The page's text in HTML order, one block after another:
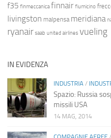
f35 finmeccanica finnair fiumicino
livingston malpensa meridiana
ryanair saab united airlines vueling
IN EVIDENZA
INDUSTRIA /
Spazio: Russia
missili USA
14 MAG, 2014